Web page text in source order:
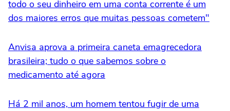
todo o seu dinheiro em uma conta corrente é um
dos maiores erros que muitas pessoas cometem"
Anvisa aprova a primeira caneta emagrecedora
brasileira; tudo o que sabemos sobre o
medicamento até agora
Há 2 mil anos, um homem tentou fugir de uma